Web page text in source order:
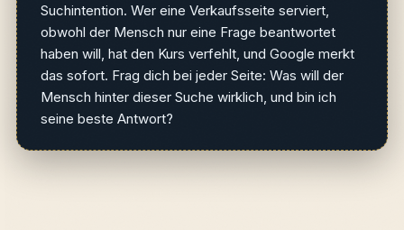
Suchintention. Wer eine Verkaufsseite serviert,
obwohl der Mensch nur eine Frage beantwortet
haben will, hat den Kurs verfehlt, und Google merkt
das sofort. Frag dich bei jeder Seite: Was will der
Mensch hinter dieser Suche wirklich, und bin ich
seine beste Antwort?